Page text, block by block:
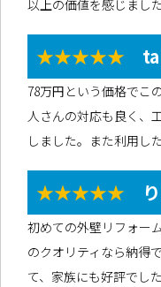
以上の価値を感じました
★★★★★
78万円という価格でこ
人さんの対応も良く、
しました。また利用し
★★★★★
初めての外壁リフォー
のクオリティなら納得
て、家族にも好評でし